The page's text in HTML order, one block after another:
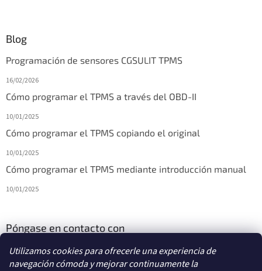
Utilizamos cookies para ofrecerle una experiencia de
navegación cómoda y mejorar continuamente la
Blog
Programación de sensores CGSULIT TPMS
16/02/2026
Cómo programar el TPMS a través del OBD-II
10/01/2025
Cómo programar el TPMS copiando el original
10/01/2025
Cómo programar el TPMS mediante introducción manual
10/01/2025
Póngase en contacto con
info@diagstore.es